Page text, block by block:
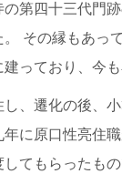
第四十三代門
その縁もあっ
っており、今
、遷化の後、
に原口性亮住
てもらったも